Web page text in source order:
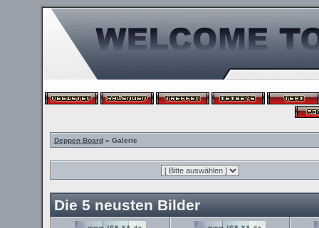
Deppen Board» Galerie
Die 5 neusten Bilder